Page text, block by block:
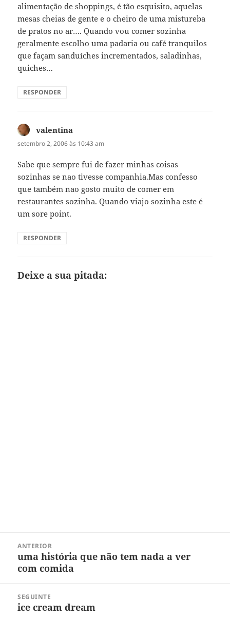
alimentação de shoppings, é tão esquisito, aquelas
mesas cheias de gente e o cheiro de uma mistureba
de pratos no ar…. Quando vou comer sozinha
geralmente escolho uma padaria ou café tranquilos
que façam sanduíches incrementados, saladinhas,
quiches…
RESPONDER
valentina
setembro 2, 2006 às 10:43 am
Sabe que sempre fui de fazer minhas coisas
sozinhas se nao tivesse companhia.Mas confesso
que também nao gosto muito de comer em
restaurantes sozinha. Quando viajo sozinha este é
um sore point.
RESPONDER
Deixe a sua pitada:
ANTERIOR
Post
anterior:
uma história que não tem nada a ver
com comida
SEGUINTE
Próximo
ice cream dream